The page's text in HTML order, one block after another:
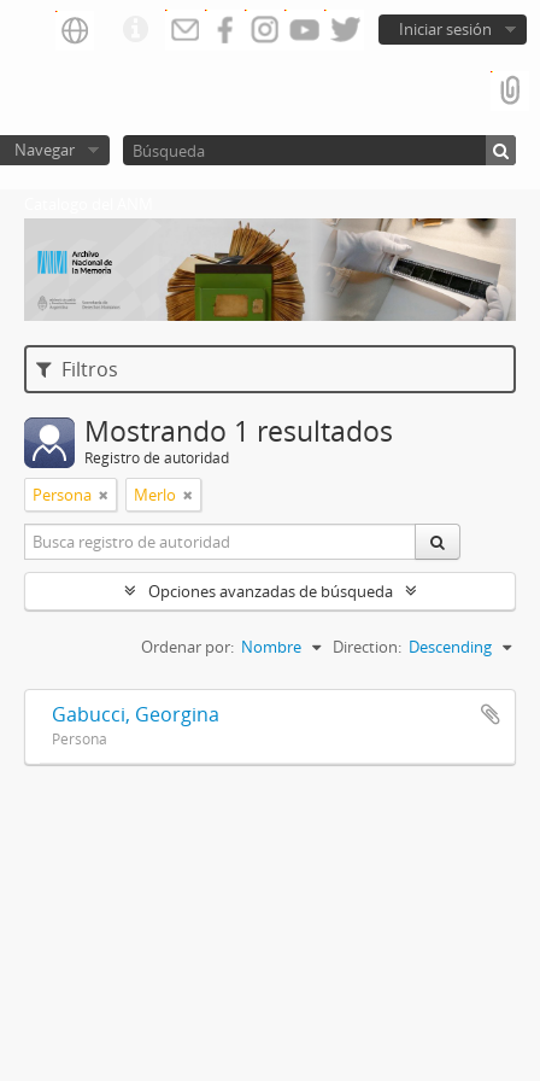
Iniciar sesión
Navegar
Filtros
Mostrando 1 resultados
Registro de autoridad
Persona Merlo
Opciones avanzadas de búsqueda
Ordenar por: Nombre Direction: Descending
Gabucci, Georgina
Persona